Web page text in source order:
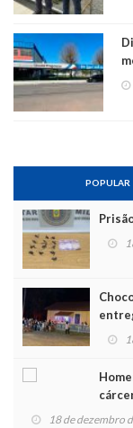
POPULAR
Noel
18 de dezembro